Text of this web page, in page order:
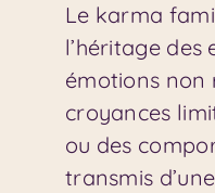
Le karma
l’héritage des
émotions non
croyances
ou des
transmis